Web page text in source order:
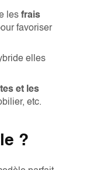
les frais
favoriser
elles
et les
etc.
?